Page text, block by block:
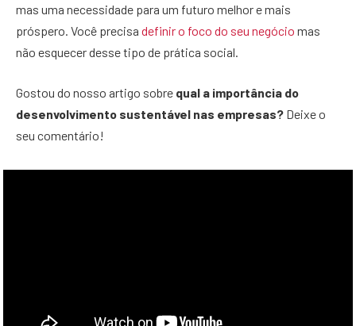
mas uma necessidade para um futuro melhor e mais
próspero. Você precisa definir o foco do seu negócio mas
não esquecer desse tipo de prática social.
Gostou do nosso artigo sobre qual a importância do
desenvolvimento sustentável nas empresas? Deixe o
seu comentário!